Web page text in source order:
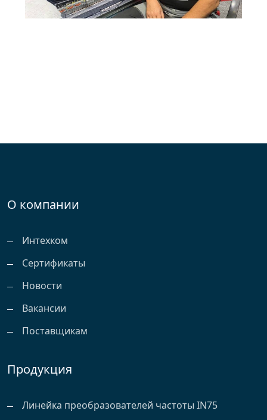
О компании
Интехком
Сертификаты
Новости
Вакансии
Поставщикам
Продукция
Линейка преобразователей частоты IN75